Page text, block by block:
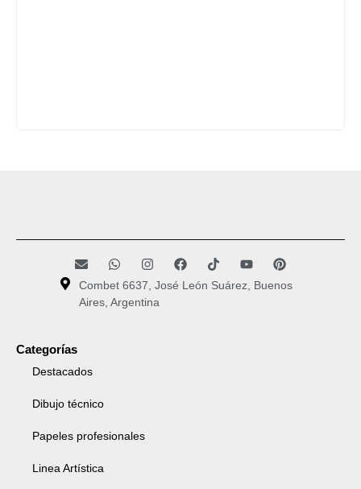
Combet 6637, José León Suárez, Buenos
Aires, Argentina
Categorías
Destacados
Dibujo técnico
Papeles profesionales
Linea Artística